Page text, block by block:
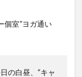
室”ヨガ通い
の白昼、“キャ